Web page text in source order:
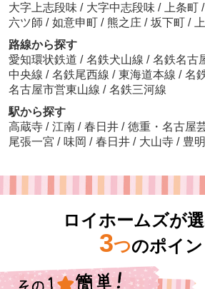
大字上志段味 / 大字中志段味 / 上条町 /
六ツ師 / 如意申町 / 熊之庄 / 坂下町 /
路線から探す
愛知環状鉄道 / 名鉄犬山線 / 名鉄名古
中央線 / 名鉄尾西線 / 東海道本線 / 名
名古屋市営東山線 / 名鉄三河線
駅から探す
高蔵寺 / 江南 / 春日井 / 徳重・名古屋
尾張一宮 / 味岡 / 春日井 / 大山寺 / 豊明
ロイホームズが
3つのポイン